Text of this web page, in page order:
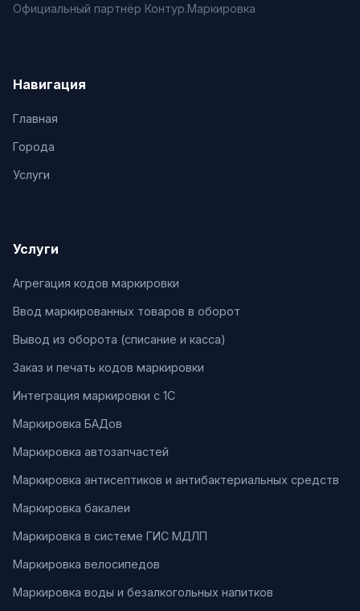
Официальный партнёр Контур.Маркировка
Навигация
Главная
Города
Услуги
Услуги
Агрегация кодов маркировки
Ввод маркированных товаров в оборот
Вывод из оборота (списание и касса)
Заказ и печать кодов маркировки
Интеграция маркировки с 1С
Маркировка БАДов
Маркировка автозапчастей
Маркировка антисептиков и антибактериальных средств
Маркировка бакалеи
Маркировка в системе ГИС МДЛП
Маркировка велосипедов
Маркировка воды и безалкогольных напитков